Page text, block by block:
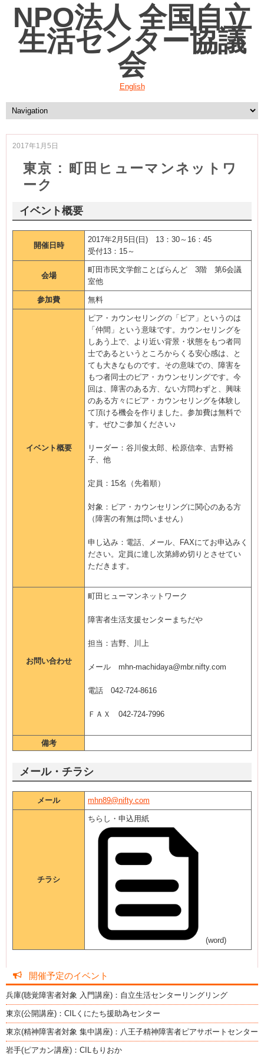
NPO法人 全国自立
生活センター協議
会
English
2017年1月5日
東京 : 町田ヒューマンネットワ
ーク
イベント概要
開催日時
2017年2月5日(日) 13：30～16：45
受付13：15～
会場
町田市民文学館ことばらんど 3階 第6会議
室他
参加費 無料
イベント概要
ピア・カウンセリングの「ピア」というのは
「仲間」という意味です。カウンセリングを
しあう上で、より近い背景・状態をもつ者同
士であるというところからくる安心感は、と
ても大きなものです。その意味での、障害を
もつ者同士のピア・カウンセリングです。今
回は、障害のある方、ない方問わずと、興味
のある方々にピア・カウンセリングを体験し
て頂ける機会を作りました。参加費は無料で
す。ぜひご参加ください♪
リーダー：谷川俊太郎、松原信幸、吉野裕
子、他
定員：15名（先着順）
対象：ピア・カウンセリングに関心のある方
（障害の有無は問いません）
申し込み：電話、メール、FAXにてお申込みく
ださい。定員に達し次第締め切りとさせてい
ただきます。
お問い合わせ
町田ヒューマンネットワーク
障害者生活支援センターまちだや
担当：吉野、川上
メール mhn-machidaya@mbr.nifty.com
電話 042-724-8616
ＦＡＸ 042-724-7996
備考
メール・チラシ
メール mhn89@nifty.com
チラシ
ちらし・申込用紙
(word)
開催予定のイベント
兵庫(聴覚障害者対象 入門講座)：自立生活センターリングリング
東京(公開講座)：CILくにたち援助為センター
東京(精神障害者対象 集中講座)：八王子精神障害者ピアサポートセンター
岩手(ピアカン講座)：CILもりおか